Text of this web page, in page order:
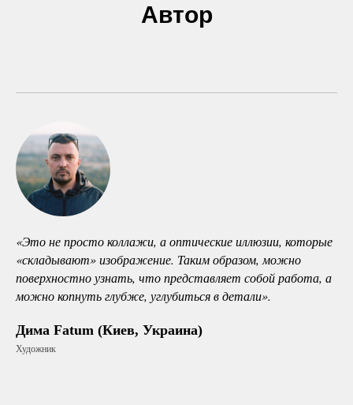
Автор
«Это не просто коллажи, а оптические иллюзии, которые
«складывают» изображение. Таким образом, можно
поверхностно узнать, что представляет собой работа, а
можно копнуть глубже, углубиться в детали».
Дима Fatum (Киев, Украина)
Художник